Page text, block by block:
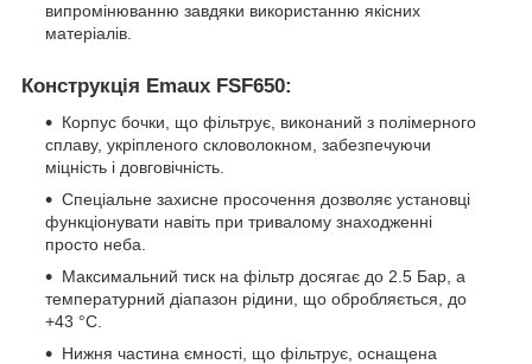
випромінюванню завдяки використанню якісних
матеріалів.
Конструкція Emaux FSF650:
Корпус бочки, що фільтрує, виконаний з полімерного
сплаву, укріпленого скловолокном, забезпечуючи
міцність і довговічність.
Спеціальне захисне просочення дозволяє установці
функціонувати навіть при тривалому знаходженні
просто неба.
Максимальний тиск на фільтр досягає до 2.5 Бар, а
температурний діапазон рідини, що обробляється, до
+43 °C.
Нижня частина ємності, що фільтрує, оснащена